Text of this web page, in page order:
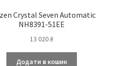
Crystal Seven Automatic
NH8391-51EE
13 020₴
Додати в кошик